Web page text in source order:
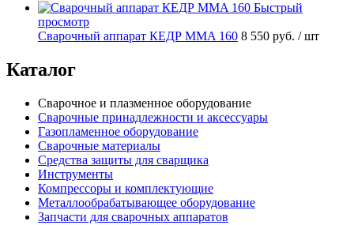
Быстрый
просмотр
Сварочный аппарат КЕДР MMA 160 8 550 руб. / шт
Каталог
Сварочное и плазменное оборудование
Сварочные принадлежности и аксессуары
Газопламенное оборудование
Сварочные материалы
Средства защиты для сварщика
Инструменты
Компрессоры и комплектующие
Металлообрабатывающее оборудование
Запчасти для сварочных аппаратов